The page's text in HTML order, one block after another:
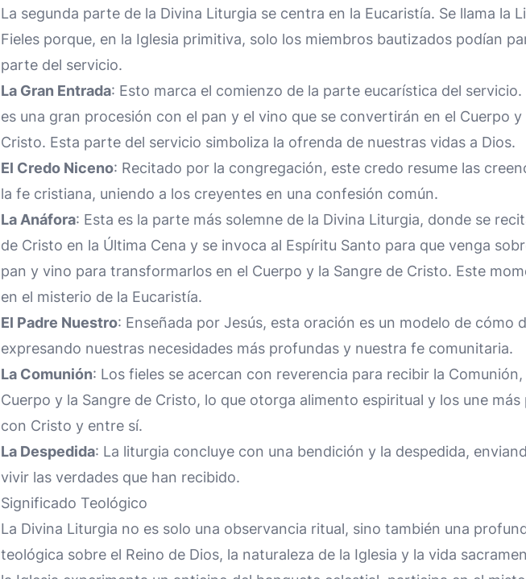
La segunda parte de la Divina Liturgia se centra en la Eucaristía. Se llama la
Fieles porque, en la Iglesia primitiva, solo los miembros bautizados podían
parte del servicio.
La Gran Entrada: Esto marca el comienzo de la parte eucarística del servicio.
es una gran procesión con el pan y el vino que se convertirán en el Cuerpo y
Cristo. Esta parte del servicio simboliza la ofrenda de nuestras vidas a Dios.
El Credo Niceno: Recitado por la congregación, este credo resume las
la fe cristiana, uniendo a los creyentes en una confesión común.
La Anáfora: Esta es la parte más solemne de la Divina Liturgia, donde se
de Cristo en la Última Cena y se invoca al Espíritu Santo para que venga
pan y vino para transformarlos en el Cuerpo y la Sangre de Cristo. Este
en el misterio de la Eucaristía.
El Padre Nuestro: Enseñada por Jesús, esta oración es un modelo de cómo
expresando nuestras necesidades más profundas y nuestra fe comunitaria.
La Comunión: Los fieles se acercan con reverencia para recibir la
Cuerpo y la Sangre de Cristo, lo que otorga alimento espiritual y los une
con Cristo y entre sí.
La Despedida: La liturgia concluye con una bendición y la despedida,
vivir las verdades que han recibido.
Significado Teológico
La Divina Liturgia no es solo una observancia ritual, sino también una
teológica sobre el Reino de Dios, la naturaleza de la Iglesia y la vida